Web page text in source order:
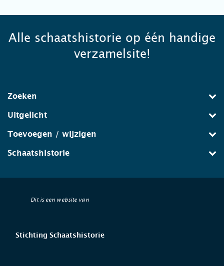
Alle schaatshistorie op één handige
verzamelsite!
Zoeken
Uitgelicht
Toevoegen / wijzigen
Schaatshistorie
Dit is een website van
Stichting Schaatshistorie